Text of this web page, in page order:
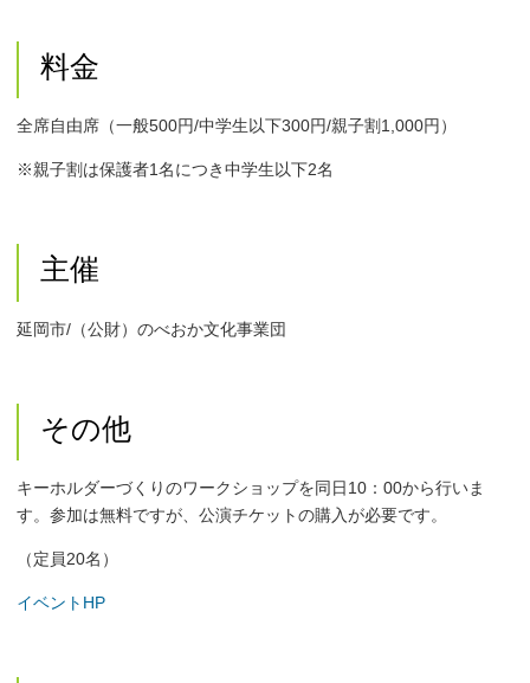
料金
全席自由席（一般500円/中学生以下300円/親子割1,000円）
※親子割は保護者1名につき中学生以下2名
主催
延岡市/（公財）のべおか文化事業団
その他
キーホルダーづくりのワークショップを同日10：00から行いま
す。参加は無料ですが、公演チケットの購入が必要です。
（定員20名）
イベントHP